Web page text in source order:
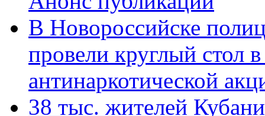
В Новороссийске
провели круглый стол
антинаркотической
38 тыс. жителей